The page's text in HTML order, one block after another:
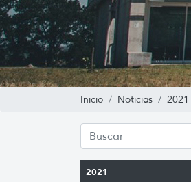
Inicio Noticias 2021
2021